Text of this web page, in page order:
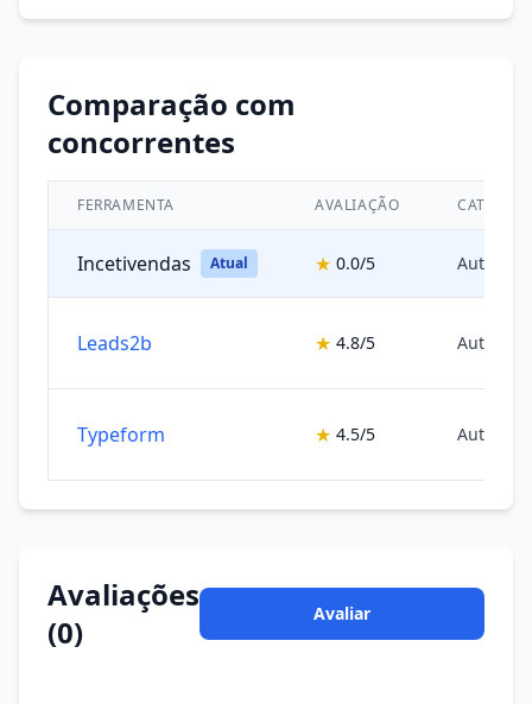
Comparação com
concorrentes
FERRAMENTA AVALIAÇÃO
Incetivendas Atual ★ 0.0/5
Leads2b ★ 4.8/5
Typeform ★ 4.5/5
Avaliações
(0)
Avaliar